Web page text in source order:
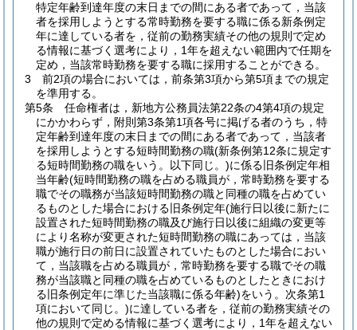
特定年齢到達年度の末日までの間にある者であって，当該
者を採用しようとする常時勤務を要する職に係る新条例定
年に達している者を，従前の勤務実績その他の規則で定め
る情報に基づく選考により，1年を超えない範囲内で任期を
定め，当該常時勤務を要する職に採用することができる。
3
前2項の場合においては，前条第3項から第5項までの規定
を準用する。
第5条
任命権者は，新地方公務員法第22条の4第4項の規定
にかかわらず，附則第3条第1項各号に掲げる者のうち，特
定年齢到達年度の末日までの間にある者であって，当該者
を採用しようとする短時間勤務の職(新条例第12条に規定す
る短時間勤務の職をいう。以下同じ。)に係る旧条例定年相
当年齢(短時間勤務の職を占める職員が，常時勤務を要する
職でその職務が当該短時間勤務の職と同種の職を占めてい
るものとした場合における旧条例定年(施行日以後に新たに
設置された短時間勤務の職及び施行日以後に組織の変更等
により名称が変更された短時間勤務の職にあっては，当該
職が施行日の前日に設置されていたものとした場合におい
て，当該職を占める職員が，常時勤務を要する職でその職
務が当該職と同種の職を占めているものとしたときにおけ
る旧条例定年に準じた当該職に係る年齢)をいう。次条第1
項において同じ。)に達している者を，従前の勤務実績その
他の規則で定める情報に基づく選考により，1年を超えない